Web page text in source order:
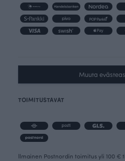
Muuta
TOIMITUSTAVAT
Ilmainen Postnordin toimitus yli 100 €